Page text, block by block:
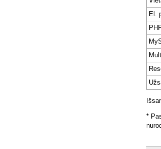
El.
*